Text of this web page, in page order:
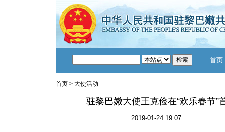
首页
首页 > 大使活动
驻黎巴嫩大使王克俭在“欢乐春节”
2019-01-24 19:07